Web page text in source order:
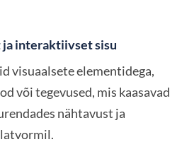
ja interaktiivset sisu
visuaalsete elementidega,
või tegevused, mis kaasavad
nähtavust ja